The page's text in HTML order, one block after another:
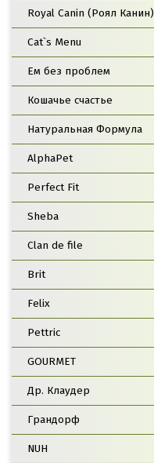
Royal Canin (Роял Канин)
Cat`s Menu
Ем без проблем
Кошачье счастье
Натуральная Формула
AlphaPet
Perfect Fit
Sheba
Clan de file
Brit
Felix
Pettric
GOURMET
Др. Клаудер
Грандорф
NUH